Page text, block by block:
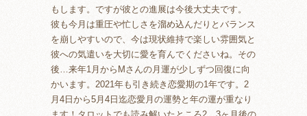
もします。ですが彼との進展は今後大丈夫です。
彼も今月は重圧や忙しさを溜め込んだりとバランス
を崩しやすいので、今は現状維持で楽しい雰囲気と
彼への気遣いを大切に愛を育んでくださいね。その
後…来年1月からMさんの月運が少しずつ回復に向
かいます。2021年も引き続き恋愛期の1年です。2
月4日から5月4日迄恋愛月の運勢と年の運が重なり